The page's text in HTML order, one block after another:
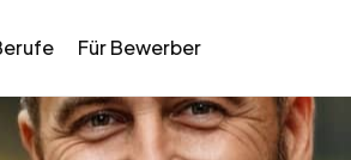
Für Bewerber